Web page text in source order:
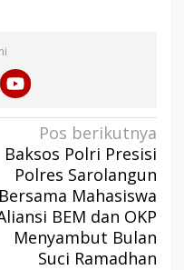
Pos berikutnya
Baksos Polri Presisi
Polres Sarolangun
Bersama Mahasiswa
BEM dan OKP
Menyambut Bulan
Suci Ramadhan